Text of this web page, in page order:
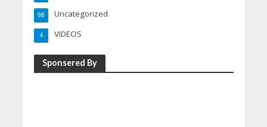
Uncategorized
98
VIDEOS
4
Sponsered By